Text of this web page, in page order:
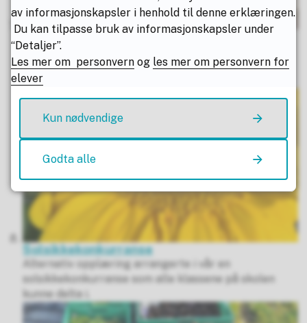
Prekvalifiseringskurs i matematikk - utsatt
påmeldingsfrist!
I høst tilbyr vi kveldskurs i matematikk ved
Polarsirkelen videregående skole.
Solsikkekonkurranse
Alternativ opplæring arrangerte i vår en
solsikkekonkurranse som alle klassene på skolen
kunne delta i.
av informasjonskapsler i henhold til denne erklæringen.
Du kan tilpasse bruk av informasjonskapsler under
“Detaljer”.
Les mer om personvern og les mer om personvern for
elever
Kun nødvendige
Godta alle